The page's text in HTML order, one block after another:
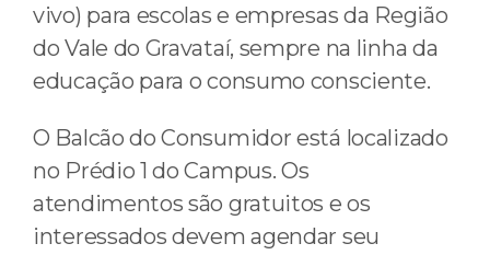
vivo) para escolas e empresas da Região
do Vale do Gravataí, sempre na linha da
educação para o consumo consciente.
O Balcão do Consumidor está localizado
no Prédio 1 do Campus. Os
atendimentos são gratuitos e os
interessados devem agendar seu